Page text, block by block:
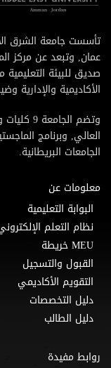
صديق للبيئة
الأكاديمية والإدارية
العالي, وبرنامج
الجامعات البريطانية.
معلومات عن
البوابة التعليمية
نظام التعلم
MEU خريطة
القبول والتسجيل
التقويم الأكاديمي
دليل التخصصات
دليل الطالب
روابط مفيدة